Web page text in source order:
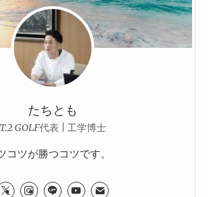
たちとも
T.2 GOLF代表 | 工学博士
コツが勝つコツです。